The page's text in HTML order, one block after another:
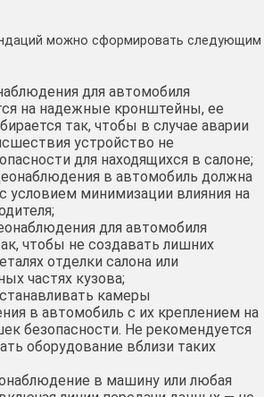
можно сформировать следующим
для автомобиля
на надежные кронштейны, ее
так, чтобы в случае аварии
устройство не
для находящихся в салоне;
в автомобиль должна
условием минимизации влияния на
для автомобиля
чтобы не создавать лишних
отделки салона или
частях кузова;
камеры
в автомобиль с их креплением на
безопасности. Не рекомендуется
оборудование вблизи таких
в машину или любая